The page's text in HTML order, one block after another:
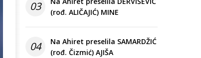
03
(rođ. ALIČAJIĆ) MINE
04
Na Ahiret preselila SAMARDŽIĆ
(rođ. Čizmić) AJIŠA